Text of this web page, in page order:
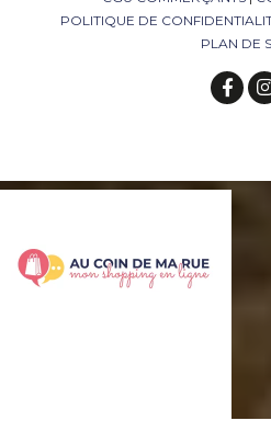
POLITIQUE DE
PLAN DE